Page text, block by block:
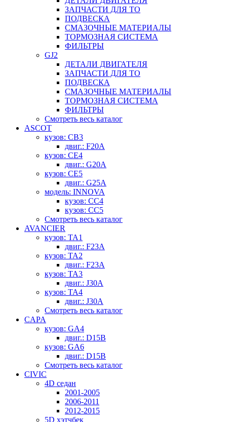
ЗАПЧАСТИ ДЛЯ ТО
ПОДВЕСКА
СМАЗОЧНЫЕ МАТЕРИАЛЫ
ТОРМОЗНАЯ СИСТЕМА
ФИЛЬТРЫ
GJ2
ДЕТАЛИ ДВИГАТЕЛЯ
ЗАПЧАСТИ ДЛЯ ТО
ПОДВЕСКА
СМАЗОЧНЫЕ МАТЕРИАЛЫ
ТОРМОЗНАЯ СИСТЕМА
ФИЛЬТРЫ
Смотреть весь каталог
ASCOT
кузов: CB3
двиг.: F20A
кузов: CE4
двиг.: G20A
кузов: CE5
двиг.: G25A
модель: INNOVA
кузов: CC4
кузов: CC5
Смотреть весь каталог
AVANCIER
кузов: TA1
двиг.: F23A
кузов: TA2
двиг.: F23A
кузов: TA3
двиг.: J30A
кузов: TA4
двиг.: J30A
Смотреть весь каталог
CAPA
кузов: GA4
двиг.: D15B
кузов: GA6
двиг.: D15B
Смотреть весь каталог
CIVIC
4D седан
2001-2005
2006-2011
2012-2015
5D хэтчбек